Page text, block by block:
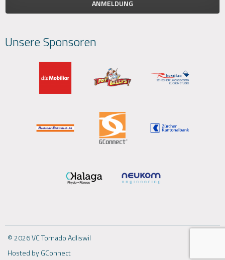
Unsere Sponsoren
© 2026 VC Tornado Adliswil
Hosted by GConnect